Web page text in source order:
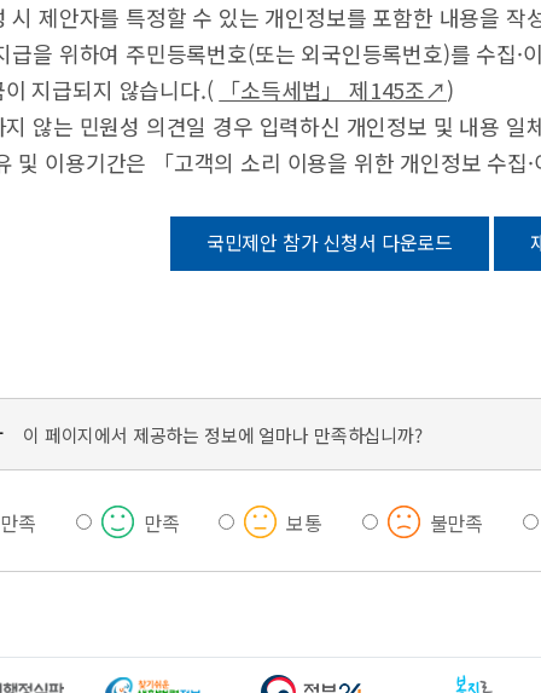
시 제안자를 특정할 수 있는 개인정보를 포함한 내용을
급을 위하여 주민등록번호(또는 외국인등록번호)를 수집·
지급되지 않습니다.(
「소득세법」 제145조↗)
않는 민원성 의견일 경우 입력하신 개인정보 및 내용
및 이용기간은 「고객의 소리 이용을 위한 개인정보 수집
국민제안 참가 신청서 다운로드
이 페이지에서 제공하는 정보에 얼마나 만족하십니까?
족 만족 보통 불만족